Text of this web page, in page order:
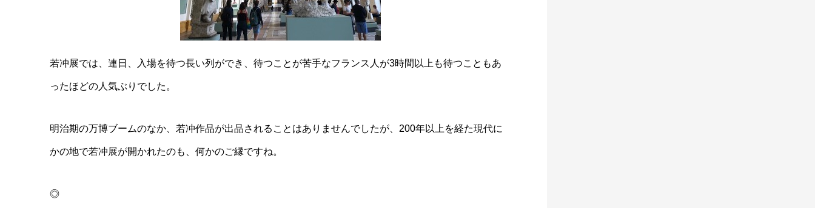
若冲展では、連日、入場を待つ長い列ができ、待つことが苦手なフランス人が3時間以上も待つこともあ
ったほどの人気ぶりでした。
明治期の万博ブームのなか、若冲作品が出品されることはありませんでしたが、200年以上を経た現代に
かの地で若冲展が開かれたのも、何かのご縁ですね。
◎